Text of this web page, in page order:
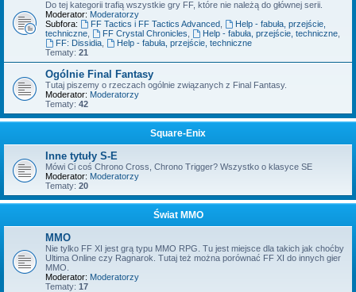
Do tej kategorii trafią wszystkie gry FF, które nie należą do głównej serii.
Moderator: Moderatorzy
Subfora:
FF Tactics i FF Tactics Advanced,
Help - fabuła, przejście,
techniczne
FF Crystal Chronicles Help - fabuła, przejście, techniczne,
FF: Dissidia,
Help - fabuła, przejście, techniczne
Tematy: 21
Ogólnie Final Fantasy
Tutaj piszemy o rzeczach ogólnie związanych z Final Fantasy.
Moderator: Moderatorzy
Tematy: 42
Square-Enix
Inne tytuły S-E
Mówi Ci coś Chrono Cross, Chrono Trigger? Wszystko o klasyce SE
Moderator: Moderatorzy
Tematy: 20
Świat MMO
MMO
Nie tylko FF XI jest grą typu MMO RPG. Tu jest miejsce dla takich jak choćby
Ultima Online czy Ragnarok. Tutaj też można porównać FF XI do innych gier
MMO.
Moderator: Moderatorzy
Tematy: 17